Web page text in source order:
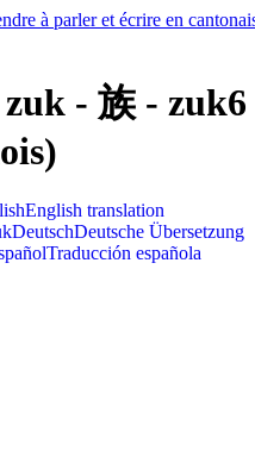
- 族 - zuk6
English translation
DeutschDeutsche Übersetzung
Traducción española